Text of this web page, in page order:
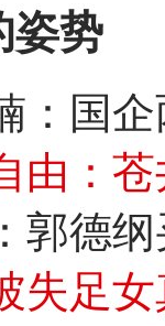
姿势
：国
由：
郭德
失足